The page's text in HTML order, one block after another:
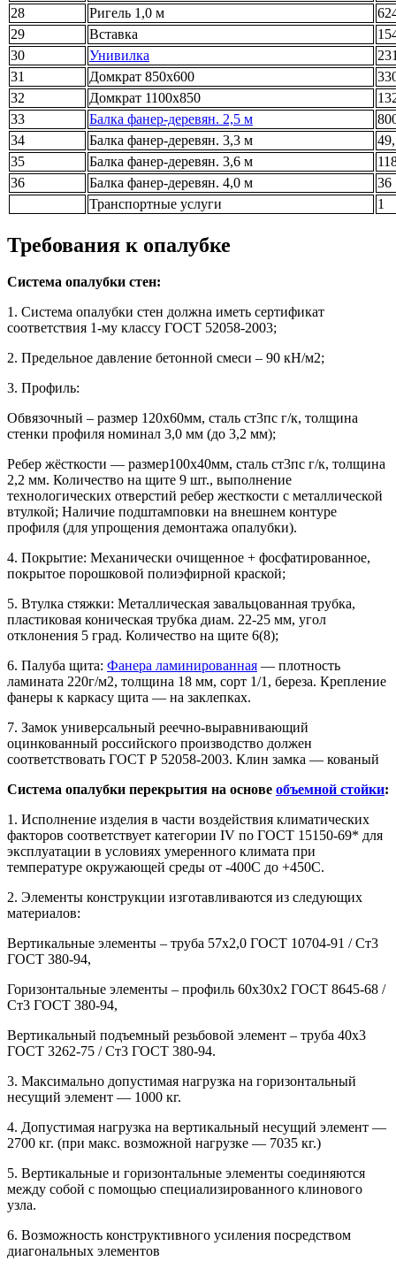
28
Ригель 1,0 м
29
Вставка
30
Унивилка
31
Домкрат 850х600
32
Домкрат 1100х850
33
Балка фанер-деревян. 2,5 м
34
Балка фанер-деревян. 3,3 м
35
Балка фанер-деревян. 3,6 м
36
Балка фанер-деревян. 4,0 м
36
Транспортные услуги
1
Требования к опалубке
Система опалубки стен:
1. Система опалубки стен должна иметь сертификат
соответствия 1-му классу ГОСТ 52058-2003;
2. Предельное давление бетонной смеси – 90 кН/м2;
3. Профиль:
Обвязочный – размер 120х60мм, сталь ст3пс г/к, толщина
стенки профиля номинал 3,0 мм (до 3,2 мм);
Ребер жёсткости — размер100х40мм, сталь ст3пс г/к, толщина
2,2 мм. Количество на щите 9 шт., выполнение
технологических отверстий ребер жесткости с металлической
втулкой; Наличие подштамповки на внешнем контуре
профиля (для упрощения демонтажа опалубки).
4. Покрытие: Механически очищенное + фосфатированное,
покрытое порошковой полиэфирной краской;
5. Втулка стяжки: Металлическая завальцованная трубка,
пластиковая коническая трубка диам. 22-25 мм, угол
отклонения 5 град. Количество на щите 6(8);
6. Палуба щита: Фанера ламинированная — плотность
ламината 220г/м2, толщина 18 мм, сорт 1/1, береза. Крепление
фанеры к каркасу щита — на заклепках.
7. Замок универсальный реечно-выравнивающий
оцинкованный российского производство должен
соответствовать ГОСТ Р 52058-2003. Клин замка — кованый
Система опалубки перекрытия на основе объемной стойки:
1. Исполнение изделия в части воздействия климатических
факторов соответствует категории IV по ГОСТ 15150-69* для
эксплуатации в условиях умеренного климата при
температуре окружающей среды от -400С до +450С.
2. Элементы конструкции изготавливаются из следующих
материалов:
Вертикальные элементы – труба 57х2,0 ГОСТ 10704-91 / Ст3
ГОСТ 380-94,
Горизонтальные элементы – профиль 60х30х2 ГОСТ 8645-68 /
Ст3 ГОСТ 380-94,
Вертикальный подъемный резьбовой элемент – труба 40х3
ГОСТ 3262-75 / Ст3 ГОСТ 380-94.
3. Максимально допустимая нагрузка на горизонтальный
несущий элемент — 1000 кг.
4. Допустимая нагрузка на вертикальный несущий элемент —
2700 кг. (при макс. возможной нагрузке — 7035 кг.)
5. Вертикальные и горизонтальные элементы соединяются
между собой с помощью специализированного клинового
узла.
6. Возможность конструктивного усиления посредством
диагональных элементов